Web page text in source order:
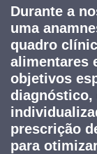
Durante a
uma
quadro
alimentares
objetivos
diagnóstico,
prescrição
para